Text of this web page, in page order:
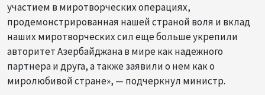
участием в миротворческих операциях,
продемонстрированная нашей страной воля и вклад
наших миротворческих сил еще больше укрепили
авторитет Азербайджана в мире как надежного
партнера и друга, а также заявили о нем как о
миролюбивой стране», — подчеркнул министр.